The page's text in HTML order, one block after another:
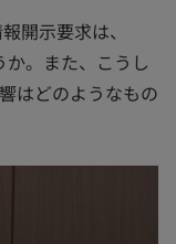
開示要求は、
。また、こうし
はどのようなもの